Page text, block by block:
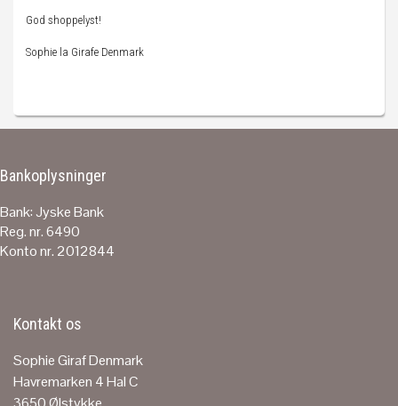
God shoppelyst!
Sophie la Girafe Denmark
Bankoplysninger
Bank: Jyske Bank
Reg. nr. 6490
Konto nr. 2012844
Kontakt os
Sophie Giraf Denmark
Havremarken 4 Hal C